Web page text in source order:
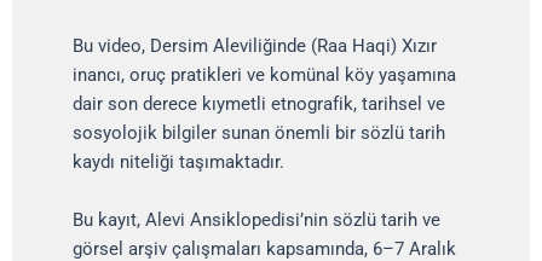
Bu video, Dersim Aleviliğinde (Raa Haqi) Xızır
inancı, oruç pratikleri ve komünal köy yaşamına
dair son derece kıymetli etnografik, tarihsel ve
sosyolojik bilgiler sunan önemli bir sözlü tarih
kaydı niteliği taşımaktadır.
Bu kayıt, Alevi Ansiklopedisi’nin sözlü tarih ve
görsel arşiv çalışmaları kapsamında, 6–7 Aralık